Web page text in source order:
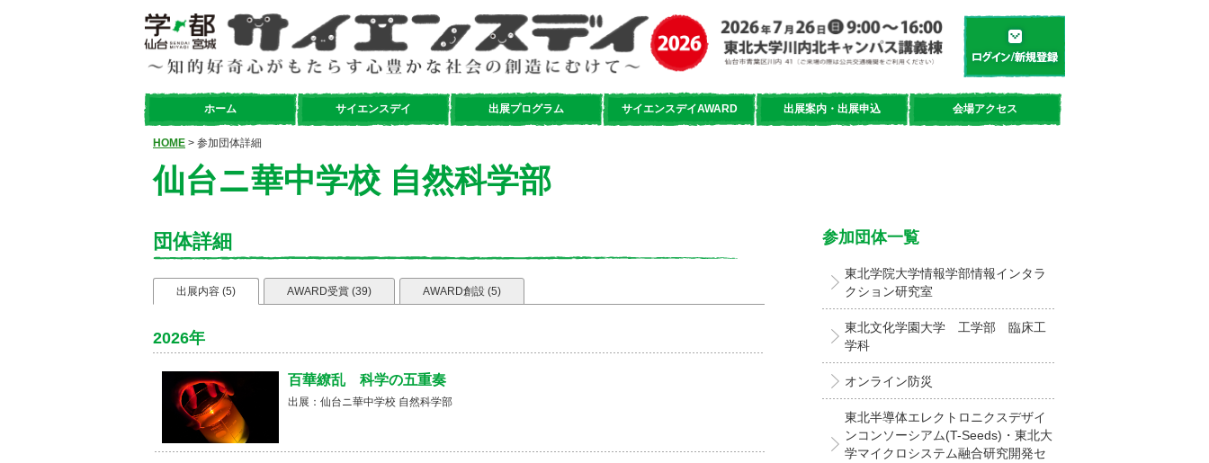
学都「仙台・宮城」サイエンスデイ
ホーム サイエンスデイ 出展プログラム サイエンスデイAWARD 出展案内・出展申込 会場アクセス
HOME > 参加団体詳細
仙台ニ華中学校 自然科学部
団体詳細
出展内容 (5) AWARD受賞 (39) AWARD創設 (5)
2026年
百華繚乱 科学の五重奏
出展：仙台ニ華中学校 自然科学部
参加団体一覧
東北学院大学情報学部情報インタラ
クション研究室
東北文化学園大学 工学部 臨床工
学科
オンライン防災
東北半導体エレクトロニクスデザイ
ンコンソーシアム(T-Seeds)・東北大
学マイクロシステム融合研究開発セ